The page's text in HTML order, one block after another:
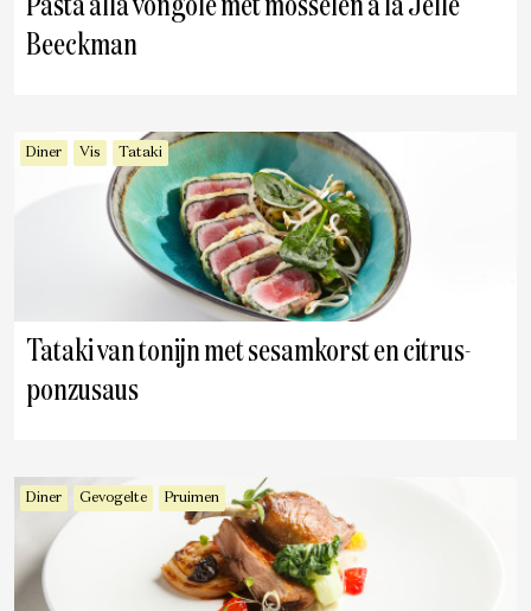
Pasta alla vongole met mosselen à la Jelle
Beeckman
Diner Vis Tataki
Tataki van tonijn met sesamkorst en citrus-
ponzusaus
Diner Gevogelte Pruimen